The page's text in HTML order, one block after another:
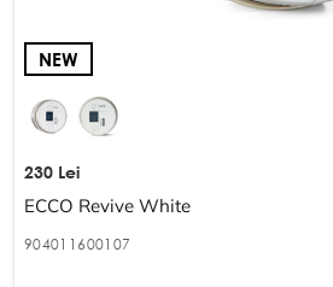
NEW
230 Lei
ECCO Revive White
904011600107